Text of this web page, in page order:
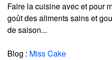
Faire la cuisine avec et pour
goût des aliments sains et
de saison...
Blog : Miss Cake